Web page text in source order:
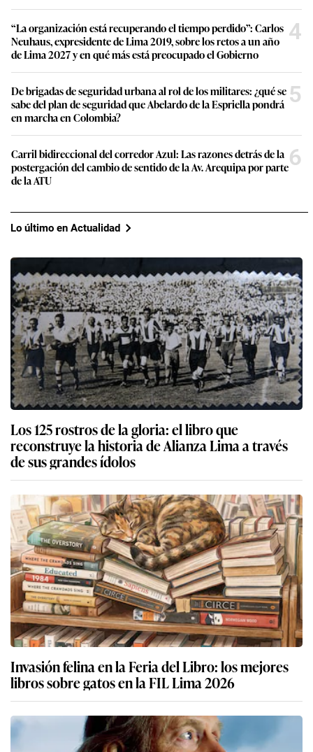
“La organización está recuperando el tiempo perdido”: Carlos
Neuhaus, expresidente de Lima 2019, sobre los retos a un año
de Lima 2027 y en qué más está preocupado el Gobierno
4
De brigadas de seguridad urbana al rol de los militares: ¿qué se
sabe del plan de seguridad que Abelardo de la Espriella pondrá
en marcha en Colombia?
5
Carril bidireccional del corredor Azul: Las razones detrás de la
postergación del cambio de sentido de la Av. Arequipa por parte
de la ATU
6
Lo último en Actualidad
Los 125 rostros de la gloria: el libro que
reconstruye la historia de Alianza Lima a través
de sus grandes ídolos
Invasión felina en la Feria del Libro: los mejores
libros sobre gatos en la FIL Lima 2026